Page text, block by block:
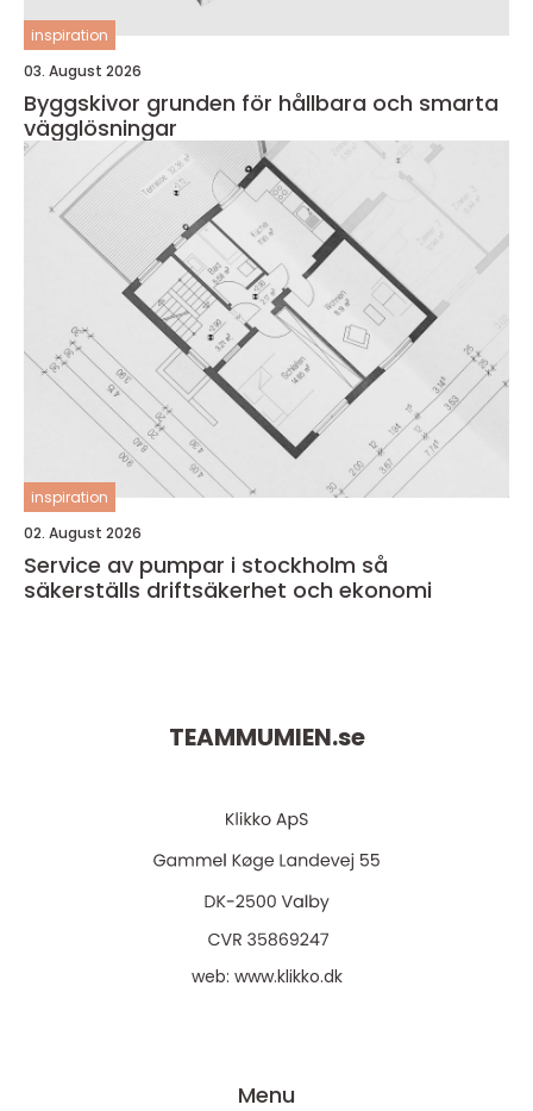
inspiration
03. August 2026
Byggskivor grunden för hållbara och smarta
vägglösningar
inspiration
02. August 2026
Service av pumpar i stockholm så
säkerställs driftsäkerhet och ekonomi
TEAMMUMIEN.se
web: www.klikko.dk
Menu